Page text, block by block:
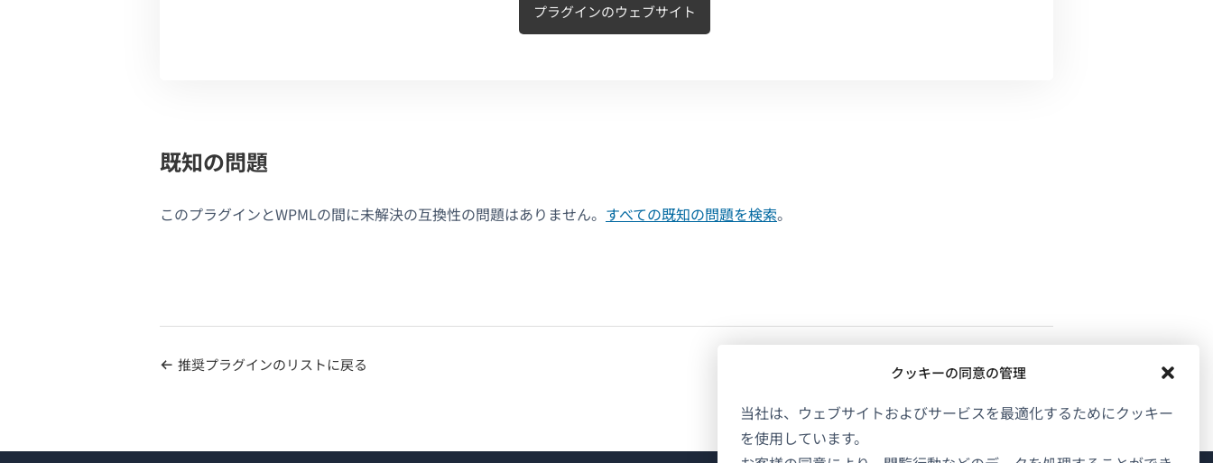
クッキーの同意の管理
当社は、ウェブサイトおよびサービスを最適化するためにクッキー
を使用しています。
プラグインのウェブサイト
既知の問題
このプラグインとWPMLの間に未解決の互換性の問題はありません。 すべての既知の問題を検索。
推奨プラグインのリストに戻る